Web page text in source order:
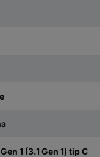
1 (3.1 Gen 1) tip C